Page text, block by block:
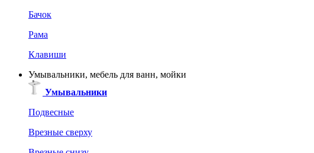
Бачок
Рама
Клавиши
Умывальники, мебель для ванн, мойки
Умывальники
Подвесные
Врезные сверху